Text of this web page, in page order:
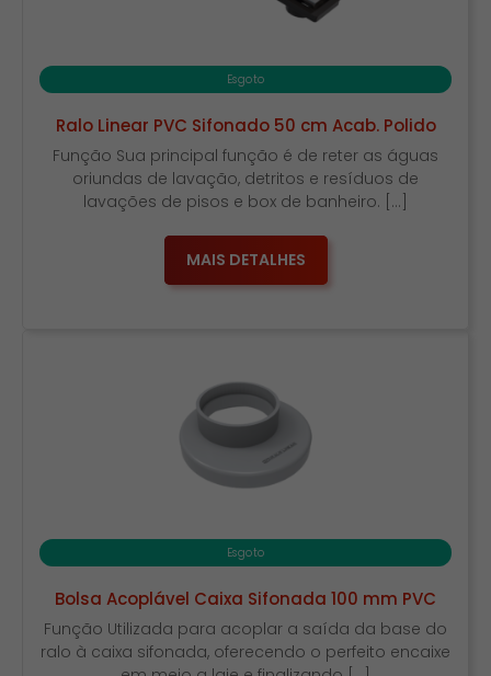
Esgoto
Ralo Linear PVC Sifonado 50 cm Acab. Polido
Função Sua principal função é de reter as águas
oriundas de lavação, detritos e resíduos de
lavações de pisos e box de banheiro. […]
MAIS DETALHES
Esgoto
Bolsa Acoplável Caixa Sifonada 100 mm PVC
Função Utilizada para acoplar a saída da base do
ralo à caixa sifonada, oferecendo o perfeito encaixe